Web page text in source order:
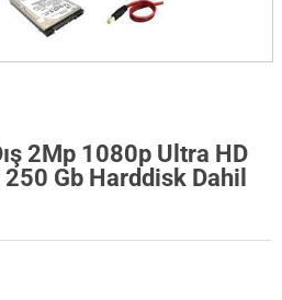
2Mp 1080p Ultra HD
Gb Harddisk Dahil